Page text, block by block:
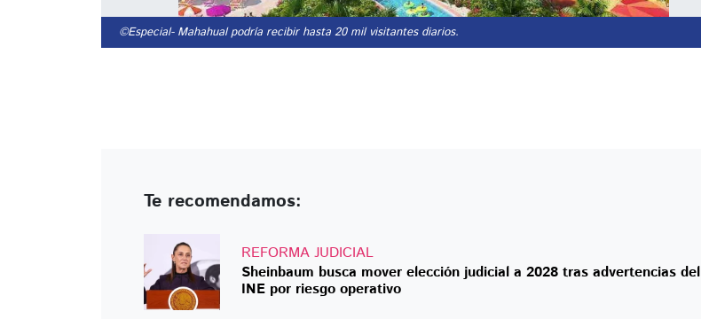
©Especial- Mahahual podría recibir hasta 20 mil visitantes diarios.
Te recomendamos:
REFORMA JUDICIAL
Sheinbaum busca mover elección judicial a 2028 tras advertencias del
INE por riesgo operativo